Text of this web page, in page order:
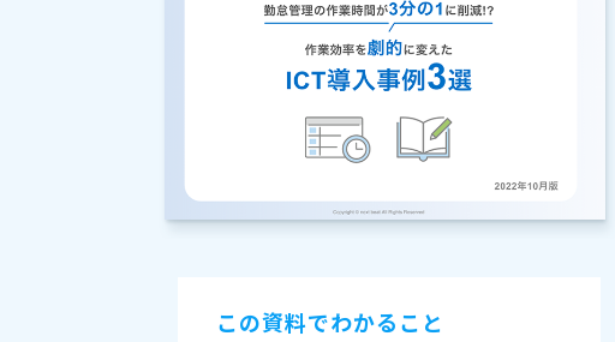
この資料でわかること